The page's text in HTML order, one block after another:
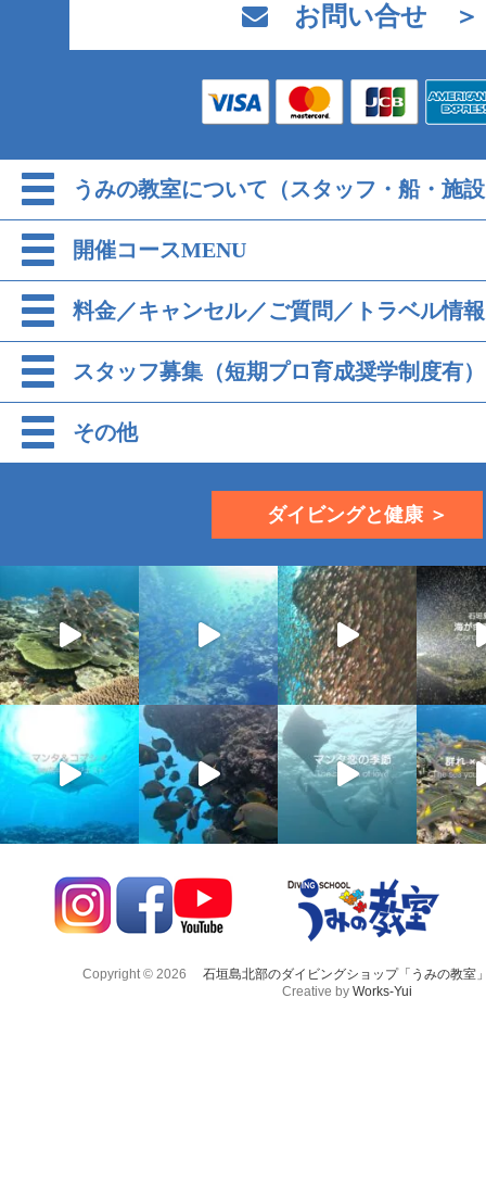
お問い合せ ＞
うみの教室について（スタッフ・船・施
開催コースMENU
料金／キャンセル／ご質問／トラベル情報
スタッフ募集（短期プロ育成奨学制度有）
その他
ダイビングと健康 ＞
Copyright © 2026
石垣島北部のダイビングショップ「うみの教室
Creative by Works-Yui